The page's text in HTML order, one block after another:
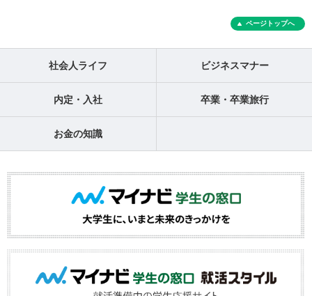
ページトップへ
社会人ライフ ビジネスマナー
内定・入社 卒業・卒業旅行
お金の知識